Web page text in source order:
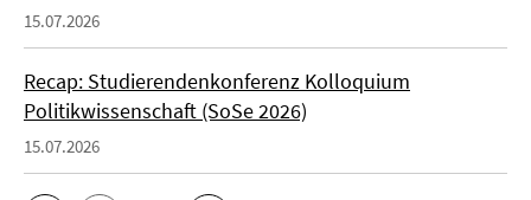
15.07.2026
Recap: Studierendenkonferenz Kolloquium
Politikwissenschaft (SoSe 2026)
15.07.2026